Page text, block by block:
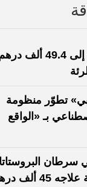
«حسين» يحتاج إلى 49.4 ألف درهم
تطوّر منظومة
بـ «الواقع
سرطان البروستاتا
والعظام.. وكلفة علاجه 45